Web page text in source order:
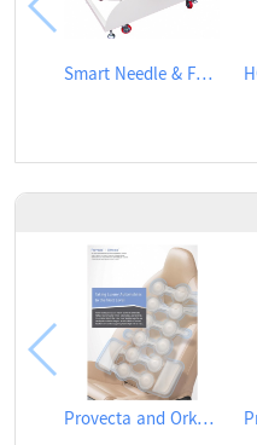
Smart Needle & Ferrous Metal Detector
Provecta and Orkesta Film for Automotive